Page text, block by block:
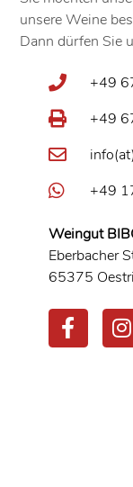
unsere Weine
Dann dürfen Sie
+49
+49
+49
Weingut
Eberbacher
65375